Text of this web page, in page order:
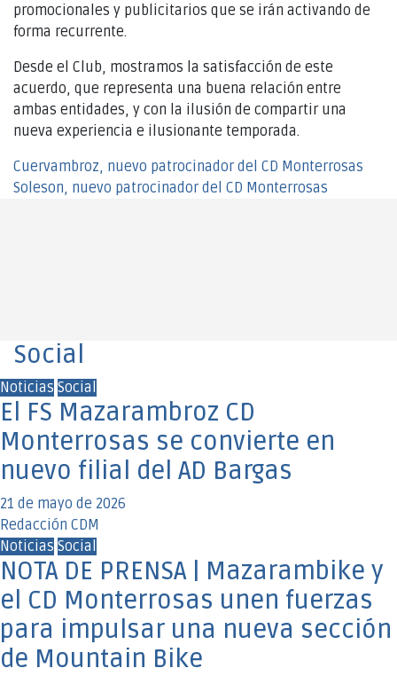
promocionales y publicitarios que se irán activando de
forma recurrente.
Desde el Club, mostramos la satisfacción de este
acuerdo, que representa una buena relación entre
ambas entidades, y con la ilusión de compartir una
nueva experiencia e ilusionante temporada.
Navegación
Cuervambroz, nuevo patrocinador del CD Monterrosas
Soleson, nuevo patrocinador del CD Monterrosas
Social
Noticias Social
El FS Mazarambroz CD
Monterrosas se convierte en
nuevo filial del AD Bargas
21 de mayo de 2026
Redacción CDM
Noticias Social
NOTA DE PRENSA | Mazarambike y
el CD Monterrosas unen fuerzas
para impulsar una nueva sección
de Mountain Bike